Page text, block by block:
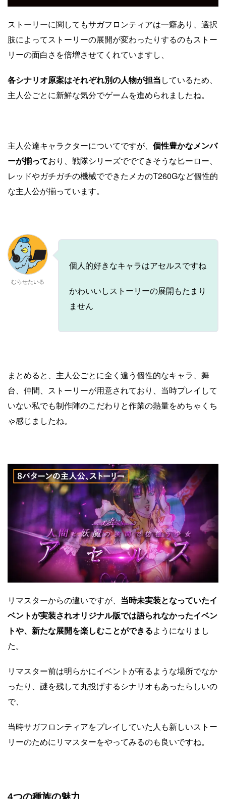
ストーリーに関してもサガフロンティアは一癖あり、選択
肢によってストーリーの展開が変わったりするのもストー
リーの面白さを倍増させてくれていますし、
各シナリオ原案はそれぞれ別の人物が担当しているため、
主人公ごとに新鮮な気分でゲームを進められましたね。
主人公達キャラクターについてですが、 個性豊かなメンバ
ーが揃っており、戦隊シリーズででてきそうな匕ーロー、
レッドやガチガチの機械でできたメカのT260Gなど個性的
な主人公が揃っています。
むらせたいる
個人的好きなキャラはアセルスですね
かわいいしストーリーの展開もたまり
ません
まとめると、主人公ごとに全く違う個性的なキャラ、舞
台、仲間、ストーリーが用意されており、当時プレイして
いない私でも制作陣のこだわりと作業の熱量をめちゃくち
ゃ感じましたね。
リマスターからの違いですが、 当時未実装となっていたイ
ベントが実装されオリジナル版では語られなかったイベン
トや、新たな展開を楽しむことができるようになりまし
た。
リマスター前は明らかにイベントが有るような場所でなか
ったり、謎を残して丸投げするシナリオもあったらしいの
で、
当時サガフロンティアをプレイしていた人も新しいストー
リーのためにリマスターをやってみるのも良いですね。
4つの種族の魅力